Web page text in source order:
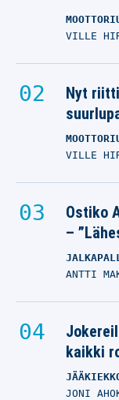
VILLE
Nyt
VILLE
Ostiko
–
ANTTI
kaikki
JONI